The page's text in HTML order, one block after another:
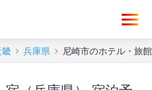
畿 兵庫県 尼崎市のホテル・旅